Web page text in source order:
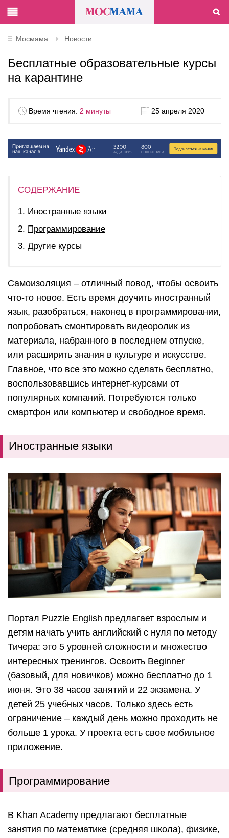
Мосмама Новости
Бесплатные образовательные курсы
на карантине
Время чтения: 2 минуты 25 апреля 2020
СОДЕРЖАНИЕ
Иностранные языки
Программирование
Другие курсы
Самоизоляция – отличный повод, чтобы освоить
что-то новое. Есть время доучить иностранный
язык, разобраться, наконец в программировании,
попробовать смонтировать видеоролик из
материала, набранного в последнем отпуске,
или расширить знания в культуре и искусстве.
Главное, что все это можно сделать бесплатно,
воспользовавшись интернет-курсами от
популярных компаний. Потребуются только
смартфон или компьютер и свободное время.
Иностранные языки
Портал Puzzle English предлагает взрослым и
детям начать учить английский с нуля по методу
Тичера: это 5 уровней сложности и множество
интересных тренингов. Освоить Beginner
(базовый, для новичков) можно бесплатно до 1
июня. Это 38 часов занятий и 22 экзамена. У
детей 25 учебных часов. Только здесь есть
ограничение – каждый день можно проходить не
больше 1 урока. У проекта есть свое мобильное
приложение.
Программирование
В Khan Academy предлагают бесплатные
занятия по математике (средняя школа), физике,